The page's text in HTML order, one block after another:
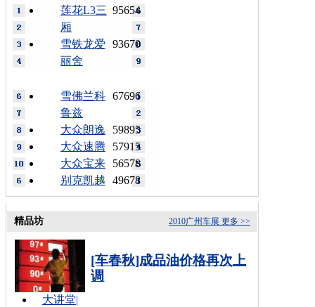
95654
莲花L3三
厢
93670
雪铁龙爱
丽舍
67696
雪佛兰科
鲁兹
59895
大众朗逸
57915
大众速腾
56578
大众宝来
49678
别克凯越
更多 >>
2010广州车展
精品坊
[车春秋]成品油价格再次上
调
大讲堂|